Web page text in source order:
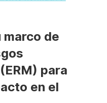
marco de
para
en el